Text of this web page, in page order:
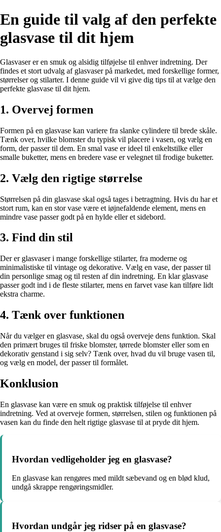
En guide til valg af den perfekte
glasvase til dit hjem
Glasvaser er en smuk og alsidig tilføjelse til enhver indretning. Der
findes et stort udvalg af glasvaser på markedet, med forskellige former,
størrelser og stilarter. I denne guide vil vi give dig tips til at vælge den
perfekte glasvase til dit hjem.
1. Overvej formen
Formen på en glasvase kan variere fra slanke cylindere til brede skåle.
Tænk over, hvilke blomster du typisk vil placere i vasen, og vælg en
form, der passer til dem. En smal vase er ideel til enkeltstilke eller
smalle buketter, mens en bredere vase er velegnet til frodige buketter.
2. Vælg den rigtige størrelse
Størrelsen på din glasvase skal også tages i betragtning. Hvis du har et
stort rum, kan en stor vase være et iøjnefaldende element, mens en
mindre vase passer godt på en hylde eller et sidebord.
3. Find din stil
Der er glasvaser i mange forskellige stilarter, fra moderne og
minimalistiske til vintage og dekorative. Vælg en vase, der passer til
din personlige smag og til resten af din indretning. En klar glasvase
passer godt ind i de fleste stilarter, mens en farvet vase kan tilføre lidt
ekstra charme.
4. Tænk over funktionen
Når du vælger en glasvase, skal du også overveje dens funktion. Skal
den primært bruges til friske blomster, tørrede blomster eller som en
dekorativ genstand i sig selv? Tænk over, hvad du vil bruge vasen til,
og vælg en model, der passer til formålet.
Konklusion
En glasvase kan være en smuk og praktisk tilføjelse til enhver
indretning. Ved at overveje formen, størrelsen, stilen og funktionen på
vasen kan du finde den helt rigtige glasvase til at pryde dit hjem.
Hvordan vedligeholder jeg en glasvase?
En glasvase kan rengøres med mildt sæbevand og en blød klud,
undgå skrappe rengøringsmidler.
Hvordan undgår jeg ridser på en glasvase?